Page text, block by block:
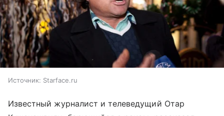
Источник: Starface.ru
Известный журналист и телеведущий Отар